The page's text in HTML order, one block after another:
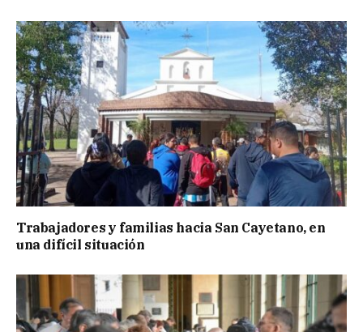
Trabajadores y familias hacia San Cayetano, en
una difícil situación